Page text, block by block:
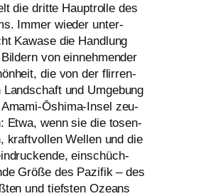
die drit­te Hauptrolle des
Immer wie­der unter­
Kawase die Handlung
von ein­neh­men­der
die von der flir­ren­
Landschaft und Umgebung
Ōshima-Insel zeu­
Etwa, wenn sie die tosen­
kraft­vol­len Wellen und die
ein­schüch­
Größe des Pazifik – des
und tiefs­ten Ozeans